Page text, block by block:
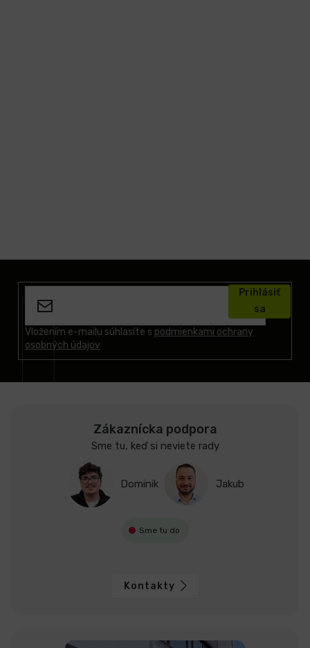
Vložením e-mailu súhlasíte s podmienkami ochrany
osobných údajov
Prihlásiť
sa
Zákaznícka podpora
Sme tu, keď si neviete rady
Dominik Jakub
Sme tu do
Kontakty